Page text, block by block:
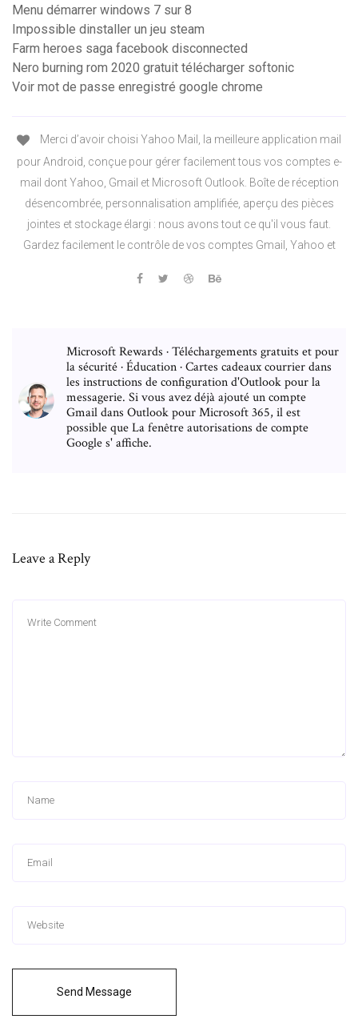
Menu démarrer windows 7 sur 8
Impossible dinstaller un jeu steam
Farm heroes saga facebook disconnected
Nero burning rom 2020 gratuit télécharger softonic
Voir mot de passe enregistré google chrome
Merci d’avoir choisi Yahoo Mail, la meilleure application mail
pour Android, conçue pour gérer facilement tous vos comptes e-
mail dont Yahoo, Gmail et Microsoft Outlook. Boîte de réception
désencombrée, personnalisation amplifiée, aperçu des pièces
jointes et stockage élargi : nous avons tout ce qu'il vous faut.
Gardez facilement le contrôle de vos comptes Gmail, Yahoo et
Microsoft Rewards · Téléchargements gratuits et pour
la sécurité · Éducation · Cartes cadeaux courrier dans
les instructions de configuration d'Outlook pour la
messagerie. Si vous avez déjà ajouté un compte
Gmail dans Outlook pour Microsoft 365, il est
possible que La fenêtre autorisations de compte
Google s' affiche.
Leave a Reply
Send Message